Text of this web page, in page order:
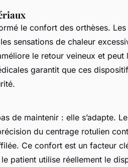
le confort des orthèses.
sensations de chaleur
le retour veineux et peut
garantit que ces
de maintenir : elle s’adapte.
du centrage rotulien
Ce confort est un facteur
patient utilise réellement le